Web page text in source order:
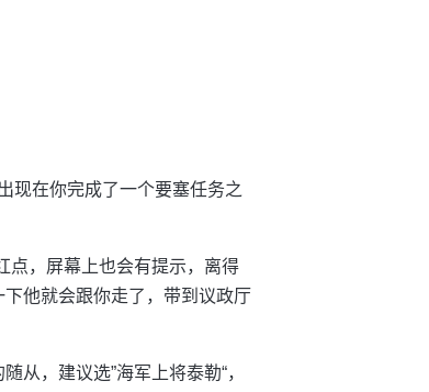
现在你完成了一个要塞任务之
点，屏幕上也会有提示，离得
他就会跟你走了，带到议政厅
从，建议选”海军上将泰勒“，